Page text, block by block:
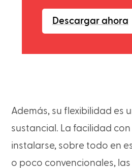
Descargar ahora
Además, su flexibilidad es
sustancial. La facilidad
instalarse, sobre todo en
o poco convencionales,